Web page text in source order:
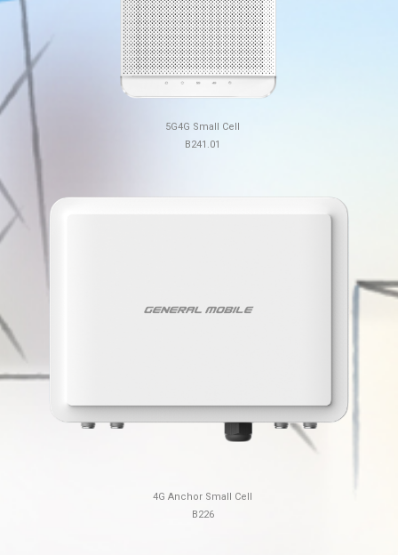
5G4G Small Cell
B241.01
4G Anchor Small Cell
B226